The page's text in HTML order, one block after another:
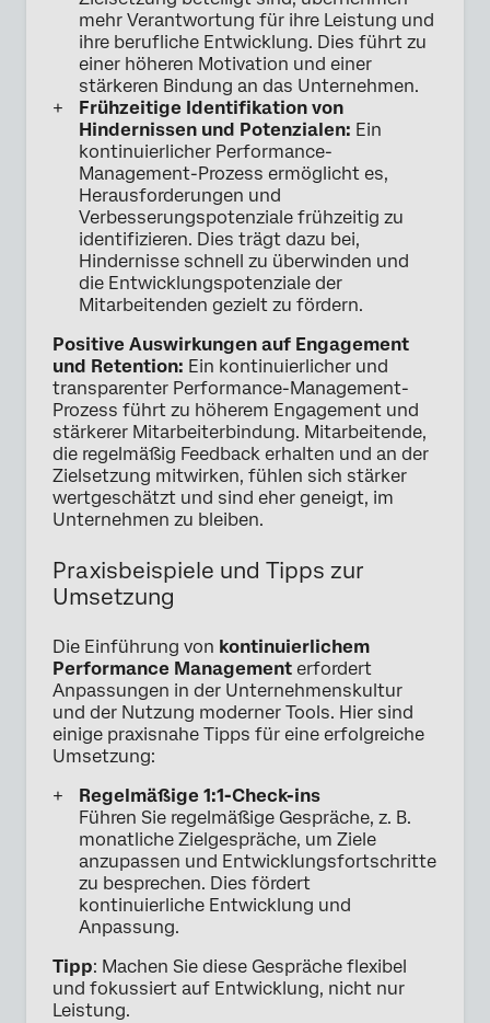
mehr Verantwortung für ihre Leistung und
ihre berufliche Entwicklung. Dies führt zu
einer höheren Motivation und einer
stärkeren Bindung an das Unternehmen.
Frühzeitige Identifikation von
Hindernissen und Potenzialen: Ein
kontinuierlicher Performance-
Management-Prozess ermöglicht es,
Herausforderungen und
Verbesserungspotenziale frühzeitig zu
identifizieren. Dies trägt dazu bei,
Hindernisse schnell zu überwinden und
die Entwicklungspotenziale der
Mitarbeitenden gezielt zu fördern.
Positive Auswirkungen auf Engagement
und Retention: Ein kontinuierlicher und
transparenter Performance-Management-
Prozess führt zu höherem Engagement und
stärkerer Mitarbeiterbindung. Mitarbeitende,
die regelmäßig Feedback erhalten und an der
Zielsetzung mitwirken, fühlen sich stärker
wertgeschätzt und sind eher geneigt, im
Unternehmen zu bleiben.
Praxisbeispiele und Tipps zur
Umsetzung
Die Einführung von kontinuierlichem
Performance Management erfordert
Anpassungen in der Unternehmenskultur
und der Nutzung moderner Tools. Hier sind
einige praxisnahe Tipps für eine erfolgreiche
Umsetzung:
Regelmäßige 1:1-Check-ins
Führen Sie regelmäßige Gespräche, z. B.
monatliche Zielgespräche, um Ziele
anzupassen und Entwicklungsfortschritte
zu besprechen. Dies fördert
kontinuierliche Entwicklung und
Anpassung.
Tipp: Machen Sie diese Gespräche flexibel
und fokussiert auf Entwicklung, nicht nur
Leistung.